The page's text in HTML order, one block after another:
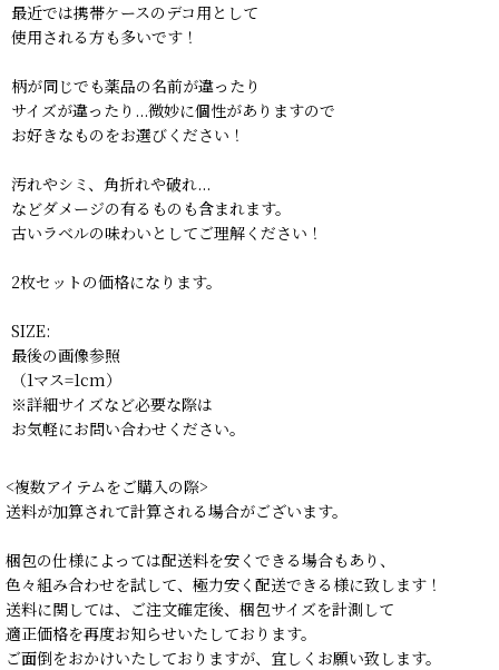
最近では携帯ケースのデコ用として
使用される方も多いです！
柄が同じでも薬品の名前が違ったり
サイズが違ったり...微妙に個性がありますので
お好きなものをお選びください！
汚れやシミ、角折れや破れ...
などダメージの有るものも含まれます。
古いラベルの味わいとしてご理解ください！
2枚セットの価格になります。
SIZE:
最後の画像参照
（1マス=1cm）
※詳細サイズなど必要な際は
お気軽にお問い合わせください。
<複数アイテムをご購入の際>
送料が加算されて計算される場合がございます。
梱包の仕様によっては配送料を安くできる場合もあり、
色々組み合わせを試して、極力安く配送できる様に致します！
送料に関しては、ご注文確定後、梱包サイズを計測して
適正価格を再度お知らせいたしております。
ご面倒をおかけいたしておりますが、宜しくお願い致します。